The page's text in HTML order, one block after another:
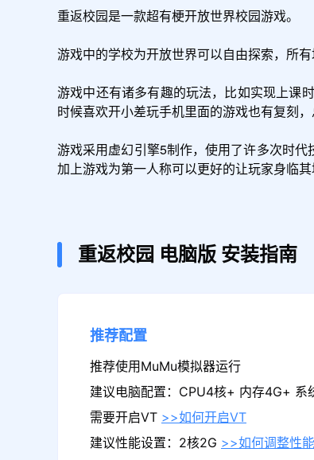
重返校园是一款超有梗开放世界校园游戏。
游戏中的学校为开放世界可以自由探索，所
游戏中还有诸多有趣的玩法，比如实现上课
时候喜欢开小差玩手机里面的游戏也有复刻
游戏采用虚幻引擎5制作，使用了许多次时
加上游戏为第一人称可以更好的让玩家身临其
重返校园 电脑版 安装指南
推荐配置
推荐使用MuMu模拟器运行
建议电脑配置：CPU4核+ 内存4G+
需要开启VT >>如何开启VT
建议性能设置：2核2G >>如何调整性